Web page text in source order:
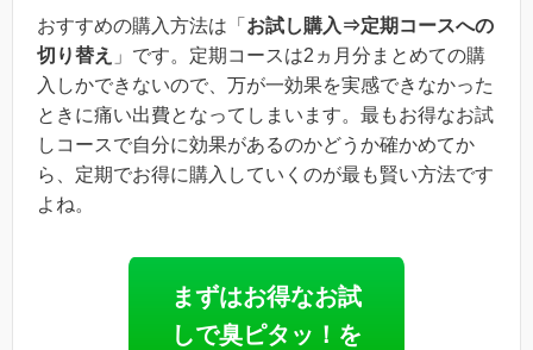
おすすめの購入方法は「 お試し購入⇒定期コースへの
切り替え 」です。定期コースは2ヵ月分まとめての購
入しかできないので、万が一効果を実感できなかった
ときに痛い出費となってしまいます。最もお得なお試
しコースで自分に効果があるのかどうか確かめてか
ら、定期でお得に購入していくのが最も賢い方法です
よね。
まずはお得なお試
しで臭ピタッ！を